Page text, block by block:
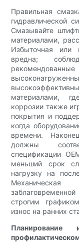
Правильная
гидравлической
Смазывайте
материалами,
Избыточная или
вредна;
материалами,
коррозии также
покрытия и
когда
времени.
должны
спецификации
меньший срок
нагрузку на
строгим
износ на ранних